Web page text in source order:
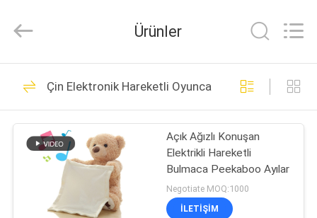
ÜRÜN:%
HAKKIMIZDA
Reserved.
Doldurulmuş Peluş
Oyuncaklar
56
Ürünler
Çin Elektronik Hareketli Oyuncaklar
Açık Ağızlı Konuşan
Elektrikli Hareketli
Bulmaca Peekaboo Ayılar
Negotiate MOQ:1000
İLETIŞIM